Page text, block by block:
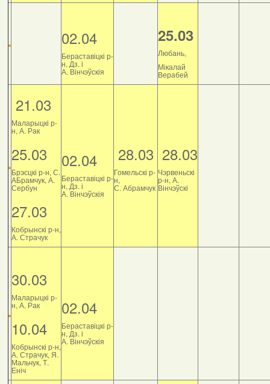
02.04
Бераставіцкі р-
н, Дз. і
А. Вінчэўскія
25.03
Любань,
Мікалай
Верабей
21.03
Маларыцкі р-
н, А. Рак
25.03
Брэсцкі р-н, С.
АБрамчук, А.
Сербун
27.03
Кобрынскі р-н,
А. Страчук
02.04
Бераставіцкі р-
н, Дз. і
А. Вінчэўскія
28.03
Гомельскі р-
н,
С. Абрамчук
28.03
Чэрвеньскі
р-н, А.
Вінчэўскі
30.03
Маларыцкі р-
н, А. Рак
10.04
Кобрынскі р-н,
А. Страчук, Я.
Мальчук, Т.
Еніч
02.04
Бераставіцкі р-
н, Дз. і
А. Вінчэўскія